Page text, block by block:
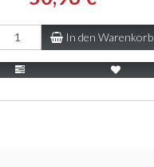
In den Warenkorb